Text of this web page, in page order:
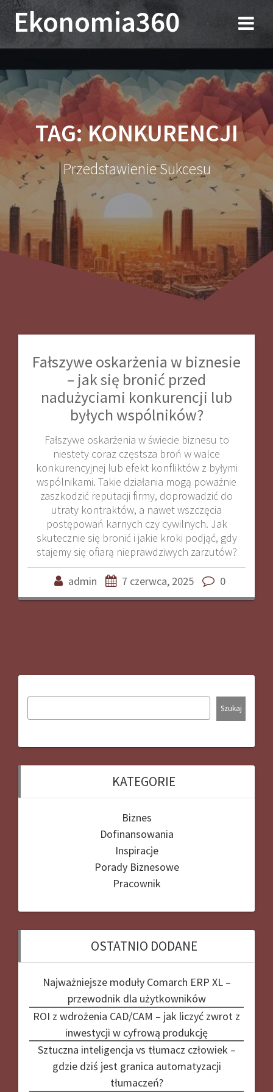
do
treści
Ekonomia360
TAG:KONKURENCJI
Przedstawienie Sukcesu
Fałszywe oskarżenia w biznesie
– jak się bronić przed
nadużyciami konkurencji lub
byłych wspólników?
Fałszywe oskarżenia w świecie biznesu to
niestety coraz częstsza broń w walce
konkurencyjnej lub efekt konfliktów z byłymi
wspólnikami. Takie działania mogą poważnie
zaszkodzić reputacji firmy, doprowadzić do
utraty kontraktów, a nawet wszczęcia
postępowań karnych czy cywilnych. Jak
skutecznie się bronić i jakie kroki podjąć, gdy
stajemy się ofiarą nieprawdziwych zarzutów?
admin 7 czerwca, 2025 0
Szukaj
KATEGORIE
Biznes
Dofinansowania
Inspiracje
Porady Biznesowe
Pracownik
OSTATNIO DODANE
Najważniejsze moduły Comarch ERP XL –
przewodnik dla użytkowników
ROI z wdrożenia CAD/CAM – jak liczyć zwrot z
inwestycji w cyfrową produkcję
Sztuczna inteligencja vs tłumacz człowiek –
gdzie dziś jest granica automatyzacji
tłumaczeń?